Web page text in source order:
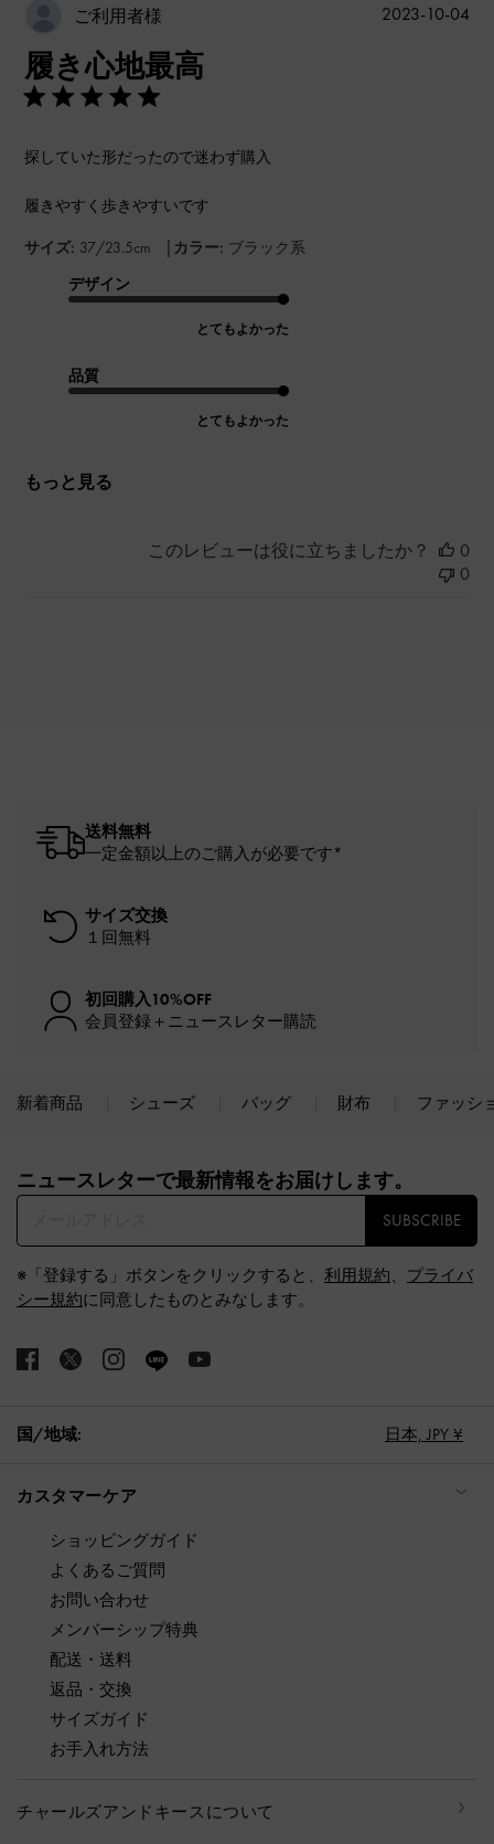
ご利用者様
履き心地最高
探していた形だったので迷わず購入
履きやすく歩きやすいです
サイズ: 37/23.5cm | カラー: ブラック系
デザイン
とてもよかった
品質
とてもよかった
もっと見る
公
2023-10-04
このレビューは役に立ちましたか？
0
0
送料無料
一定金額以上のご購入が必要です*
サイズ交換
１回無料
初回購入10%OFF
会員登録＋ニュースレター購読
新着商品 シューズ バッグ 財布 ファッシ
ニュースレターで最新情報をお届けします。​
SUBSCRIBE
※「登録する」ボタンをクリックすると、 利用規約、 プライバ
シー規約に同意したものとみなします。
国/地域: 日本, JPY ¥
カスタマーケア
ショッピングガイド
よくあるご質問
お問い合わせ
メンバーシップ特典
配送・送料
返品・交換
サイズガイド
お手入れ方法
チャールズアンドキースについて